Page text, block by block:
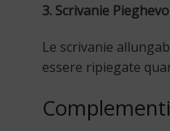
3. Scrivanie
Le scrivanie
essere ripiegate